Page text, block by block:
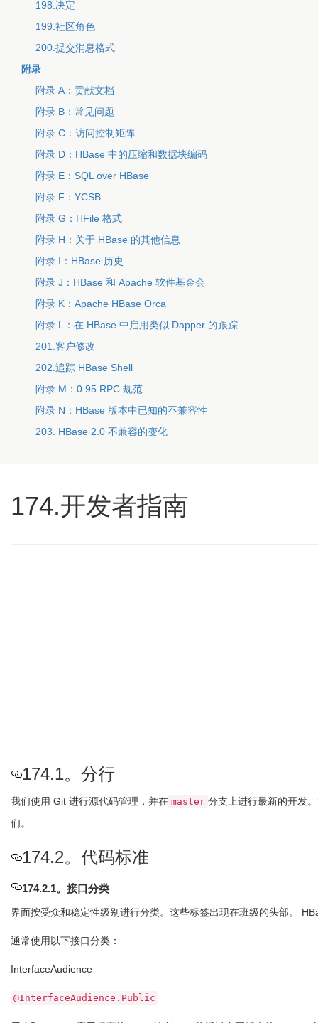
198.决定
199.社区角色
200.提交消息格式
附录
附录 A：贡献文档
附录 B：常见问题
附录 C：访问控制矩阵
附录 D：HBase 中的压缩和数据块编码
附录 E：SQL over HBase
附录 F：YCSB
附录 G：HFile 格式
附录 H：关于 HBase 的其他信息
附录 I：HBase 历史
附录 J：HBase 和 Apache 软件基金会
附录 K：Apache HBase Orca
附录 L：在 HBase 中启用类似 Dapper 的跟踪
201.客户修改
202.追踪 HBase Shell
附录 M：0.95 RPC 规范
附录 N：HBase 版本中已知的不兼容性
203. HBase 2.0 不兼容的变化
174.开发者指南
174.1。分行
我们使用 Git 进行源代码管理，并在 master 分支上进行最新的开发
们。
174.2。代码标准
174.2.1。接口分类
界面按受众和稳定性级别进行分类。这些标签出现在班级的头部。
通常使用以下接口分类：
InterfaceAudience
@InterfaceAudience.Public